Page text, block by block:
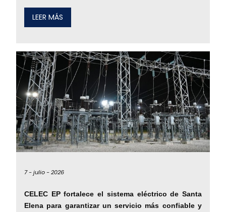
LEER MÁS
7 -julio -2026
CELEC EP fortalece el sistema eléctrico de Santa
Elena para garantizar un servicio más confiable y